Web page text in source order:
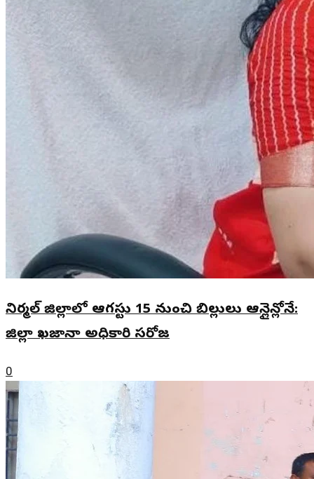
నిర్మల్ జిల్లాలో ఆగస్టు 15 నుంచి బిల్లులు ఆన్లైన్లోనే:
జిల్లా ఖజానా అధికారి సరోజ
0